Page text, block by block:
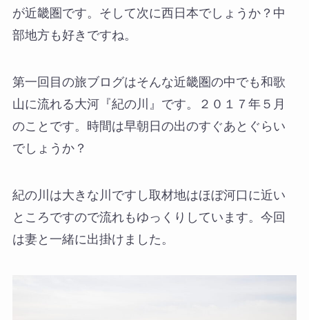
が近畿圏です。そして次に西日本でしょうか？中
部地方も好きですね。
第一回目の旅ブログはそんな近畿圏の中でも和歌
山に流れる大河『紀の川』です。２０１７年５月
のことです。時間は早朝日の出のすぐあとぐらい
でしょうか？
紀の川は大きな川ですし取材地はほぼ河口に近い
ところですので流れもゆっくりしています。今回
は妻と一緒に出掛けました。